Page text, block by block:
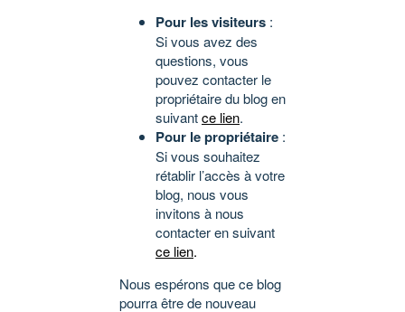
Pour les visiteurs :
Si vous avez des
questions, vous
pouvez contacter le
propriétaire du blog en
suivantce lien.
Pour le propriétaire :
Si vous souhaitez
rétablir l’accès à votre
blog, nous vous
invitons à nous
contacter en suivant
ce lien.
Nous espérons que ce blog
pourra être de nouveau